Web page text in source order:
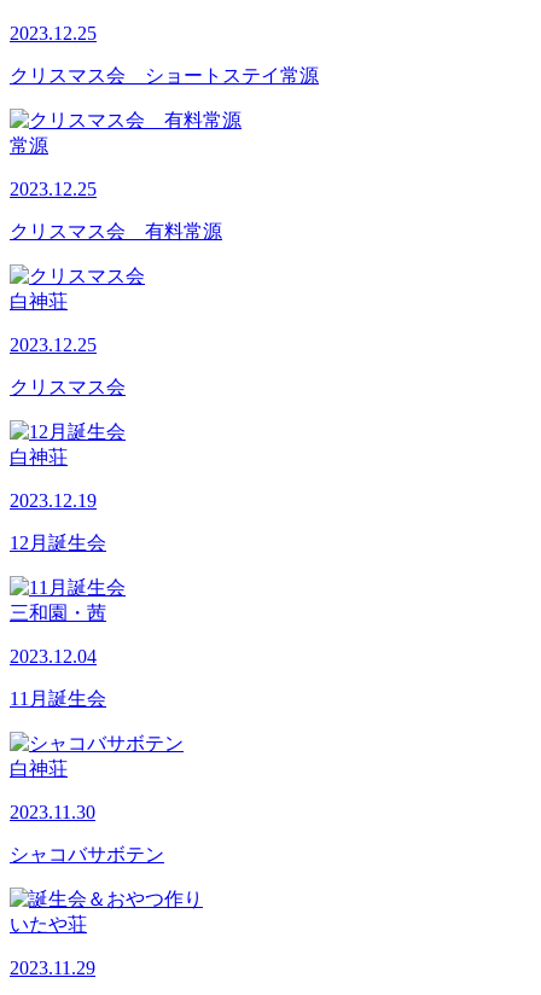
2023.12.25
クリスマス会 ショートステイ常源
常源
2023.12.25
クリスマス会 有料常源
白神荘
2023.12.25
クリスマス会
白神荘
2023.12.19
12月誕生会
三和園・茜
2023.12.04
11月誕生会
白神荘
2023.11.30
シャコバサボテン
いたや荘
2023.11.29